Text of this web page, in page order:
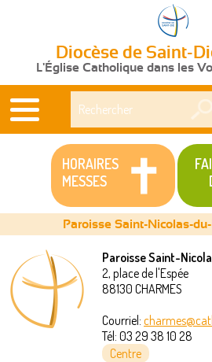
Diocèse de Saint-
L'Église Catholique dans les
HORAIRES
MESSES
Vous
êtes
Paroisse Saint-Nicolas-
Paroisse Saint-
2, place de l'Espée
88130 CHARMES
Courriel:
Tél: 03 29 38 10 28
Centre